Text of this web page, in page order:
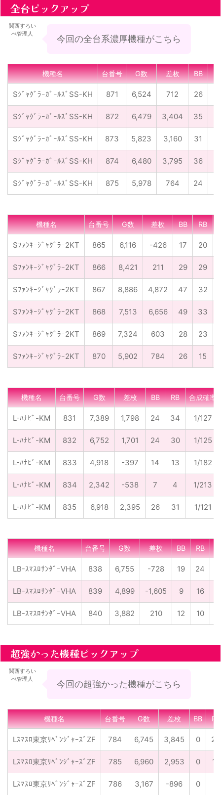
全台ピックアップ
関西すろい
べ管理人
今回の全台系濃厚機種がこちら
機種名 台番号 G数 差枚 BB
SｼﾞｬｸﾞﾗｰｶﾞｰﾙｽﾞSS-KH 871 6,524 712 26
SｼﾞｬｸﾞﾗｰｶﾞｰﾙｽﾞSS-KH 872 6,479 3,404 35
SｼﾞｬｸﾞﾗｰｶﾞｰﾙｽﾞSS-KH 873 5,823 3,160 31
SｼﾞｬｸﾞﾗｰｶﾞｰﾙｽﾞSS-KH 874 6,480 3,795 36
SｼﾞｬｸﾞﾗｰｶﾞｰﾙｽﾞSS-KH 875 5,978 764 24
機種名 台番号 G数 差枚 BB RB
Sﾌｧﾝｷｰｼﾞｬｸﾞﾗｰ2KT 865 6,116 -426 17 20
Sﾌｧﾝｷｰｼﾞｬｸﾞﾗｰ2KT 866 8,421 211 29 29
Sﾌｧﾝｷｰｼﾞｬｸﾞﾗｰ2KT 867 8,886 4,872 47 32
Sﾌｧﾝｷｰｼﾞｬｸﾞﾗｰ2KT 868 7,513 6,656 49 33
Sﾌｧﾝｷｰｼﾞｬｸﾞﾗｰ2KT 869 7,324 603 28 23
Sﾌｧﾝｷｰｼﾞｬｸﾞﾗｰ2KT 870 5,902 784 26 15
機種名 台番号 G数 差枚 BB RB 合成確率
L-ﾊﾅﾋﾞ-KM 831 7,389 1,798 24 34 1/127
L-ﾊﾅﾋﾞ-KM 832 6,752 1,701 24 30 1/125
L-ﾊﾅﾋﾞ-KM 833 4,918 -397 14 13 1/182
L-ﾊﾅﾋﾞ-KM 834 2,342 -538 7 4 1/213
L-ﾊﾅﾋﾞ-KM 835 6,918 2,395 26 31 1/121
機種名 台番号 G数 差枚 BB RB
LB-ｽﾏｽﾛｻﾝﾀﾞｰVHA 838 6,755 -728 19 24
LB-ｽﾏｽﾛｻﾝﾀﾞｰVHA 839 4,899 -1,605 9 16
LB-ｽﾏｽﾛｻﾝﾀﾞｰVHA 840 3,882 210 12 10
超強かった機種ピックアップ
関西すろい
べ管理人
今回の超強かった機種がこちら
機種名 台番号 G数 差枚 BB RB
Lｽﾏｽﾛ東京ﾘﾍﾞﾝｼﾞｬｰｽﾞZF 784 6,745 3,845 0 23
Lｽﾏｽﾛ東京ﾘﾍﾞﾝｼﾞｬｰｽﾞZF 785 6,960 2,953 0 12
Lｽﾏｽﾛ東京ﾘﾍﾞﾝｼﾞｬｰｽﾞZF 786 3,167 -896 0